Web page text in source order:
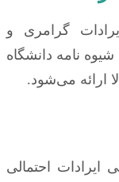
گرامری و
نامه دانشگاه
ارائه می‌شود.
ایرادات احتمالی